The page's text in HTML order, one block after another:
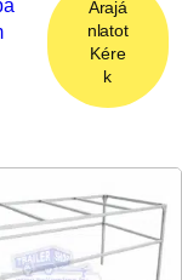
Árajá
nlatot
Kére
k